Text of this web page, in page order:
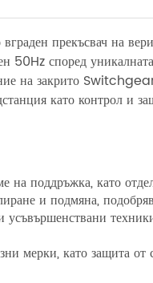
прекъсвач на
според
на закрито
като контрол и
поддръжка, като
и подмяна,
мерки, като защита